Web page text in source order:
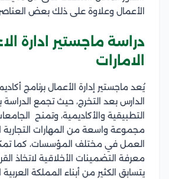
الأعمال وعلاوة على ذلك بعض العناصر
دراسة ماجستير ادارة
الامارات
يُعد ماجستير إدارة الأعمال برنامج
الدارس بعد التخرج، حيث تجمع الدراسة
التطبيقية والأكاديمية، وتمنح
مجموعة واسعة من المهارات
العمل في مختلف المؤسسات، كما
معرفة التضمينات الأخلاقية لاتخاذ
يتسابق الكثير من أبناء المملكة